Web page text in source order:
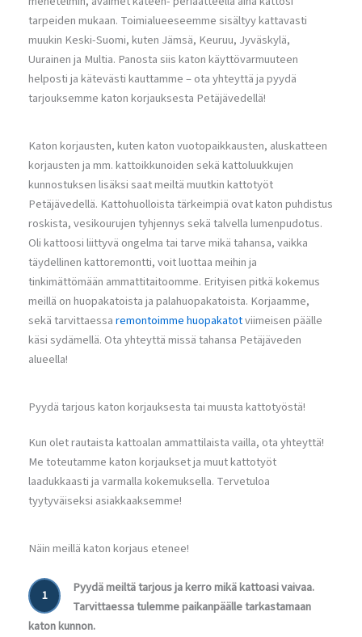
tarpeiden mukaan. Toimialueeseemme sisältyy kattavasti
muukin Keski-Suomi, kuten Jämsä, Keuruu, Jyväskylä,
Uurainen ja Multia. Panosta siis katon käyttövarmuuteen
helposti ja kätevästi kauttamme – ota yhteyttä ja pyydä
tarjouksemme katon korjauksesta Petäjävedellä!
Katon korjausten, kuten katon vuotopaikkausten, aluskatteen
korjausten ja mm. kattoikkunoiden sekä kattoluukkujen
kunnostuksen lisäksi saat meiltä muutkin kattotyöt
Petäjävedellä. Kattohuolloista tärkeimpiä ovat katon puhdistus
roskista, vesikourujen tyhjennys sekä talvella lumenpudotus.
Oli kattoosi liittyvä ongelma tai tarve mikä tahansa, vaikka
täydellinen kattoremontti, voit luottaa meihin ja
tinkimättömään ammattitaitoomme. Erityisen pitkä kokemus
meillä on huopakatoista ja palahuopakatoista. Korjaamme,
sekä tarvittaessaremontoimme huopakatotviimeisen päälle
käsi sydämellä. Ota yhteyttä missä tahansa Petäjäveden
alueella!
Pyydä tarjous katon korjauksesta tai muusta kattotyöstä!
Kun olet rautaista kattoalan ammattilaista vailla, ota yhteyttä!
Me toteutamme katon korjaukset ja muut kattotyöt
laadukkaasti ja varmalla kokemuksella. Tervetuloa
tyytyväiseksi asiakkaaksemme!
Näin meillä katon korjaus etenee!
1
Pyydä meiltä tarjous ja kerro mikä kattoasi vaivaa.
Tarvittaessa tulemme paikanpäälle tarkastamaan
katon kunnon.